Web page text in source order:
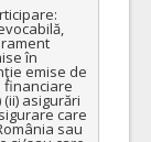
(Rev.2)
ATRIBUIT
în
emise de
financiare
asigurări
care
sau